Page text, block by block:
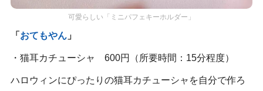
可愛らしい「ミニパフェキーホルダー」
「 おてもやん」
・猫耳カチューシャ 600円（所要時間：15分程度）
ハロウィンにぴったりの猫耳カチューシャを自分で作ろ